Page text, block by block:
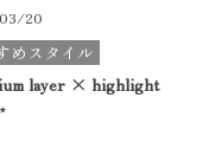
20
めスタイル
layer × highlight